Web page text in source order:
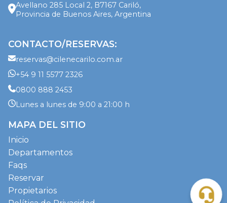
Avellano 285 Local 2, B7167 Cariló,
Provincia de Buenos Aires, Argentina
CONTACTO/RESERVAS:
reservas@cilenecarilo.com.ar
+54 9 11 5577 2326
0800 888 2453
Lunes a lunes de 9:00 a 21:00 h
MAPA DEL SITIO
Inicio
Departamentos
Faqs
Reservar
Propietarios